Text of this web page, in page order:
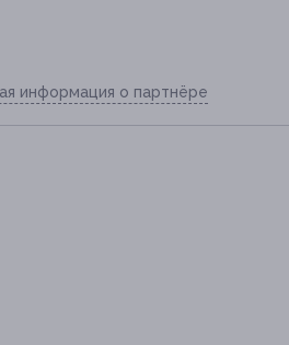
информация о партнёре